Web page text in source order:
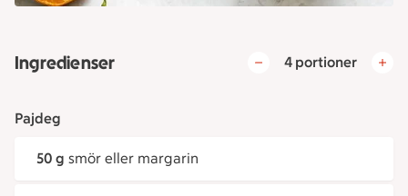
Ingredienser 4 portioner
Pajdeg
50 g smör eller margarin